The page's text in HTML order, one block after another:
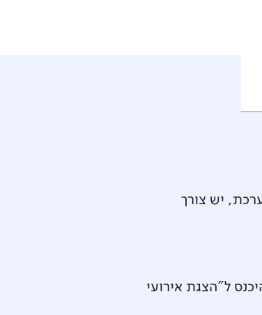
יש צורך
ל"הצגת אירועי